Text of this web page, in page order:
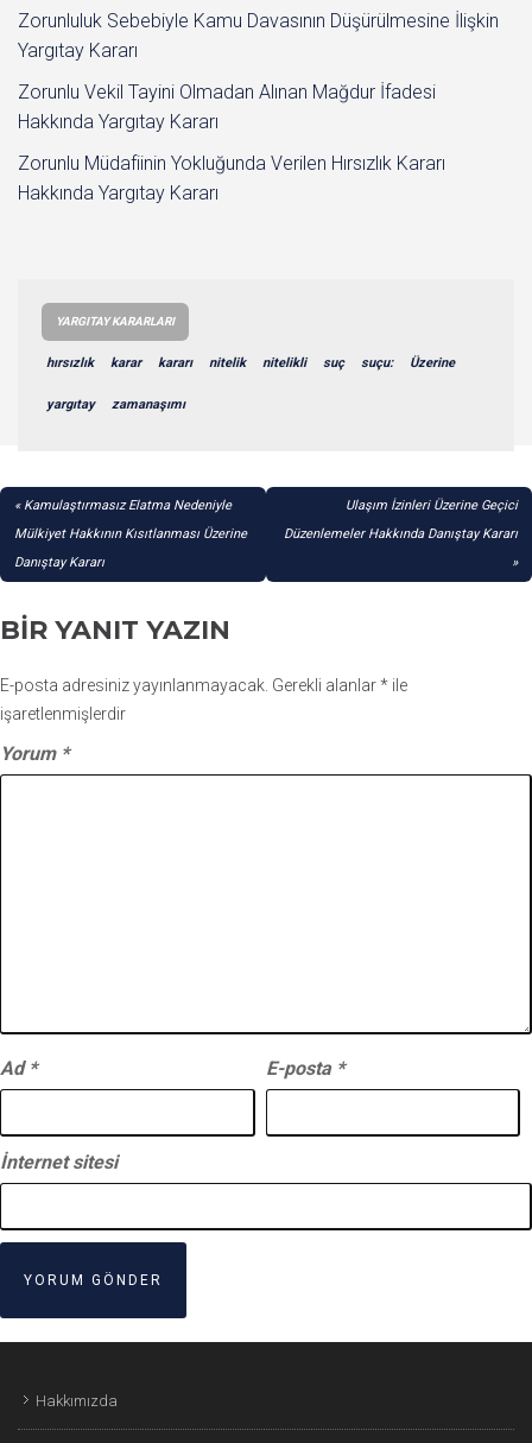
Zorunluluk Sebebiyle Kamu Davasının Düşürülmesine İlişkin
Yargıtay Kararı
Zorunlu Vekil Tayini Olmadan Alınan Mağdur İfadesi
Hakkında Yargıtay Kararı
Zorunlu Müdafiinin Yokluğunda Verilen Hırsızlık Kararı
Hakkında Yargıtay Kararı
YARGITAY KARARLARI
hırsızlık karar kararı nitelik nitelikli suç suçu: Üzerine
yargıtay zamanaşımı
YAZI
GEZINMESI
Kamulaştırmasız Elatma Nedeniyle
Mülkiyet Hakkının Kısıtlanması Üzerine
Danıştay Kararı
Ulaşım İzinleri Üzerine Geçici
Düzenlemeler Hakkında Danıştay Kararı
BIR YANIT YAZIN
E-posta adresiniz yayınlanmayacak. Gerekli alanlar* ile
işaretlenmişlerdir
Yorum *
Ad * E-posta *
İnternet sitesi
Hakkımızda